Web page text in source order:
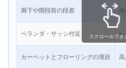
廊下や階段前の段差
ベランダ・サッシ付近
カーペットとフローリングの境目 高
スクロールでき